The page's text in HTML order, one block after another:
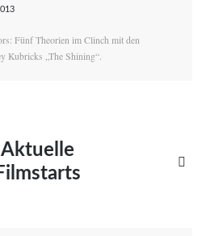
Fünf Theorien im Clinch mit den
Kubricks „The Shining“.
Aktuelle
